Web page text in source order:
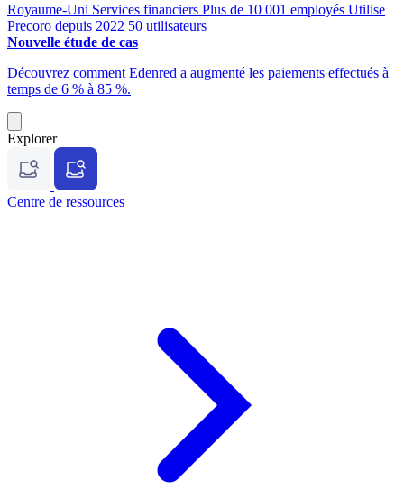
Royaume-Uni Services financiers Plus de 10 001 employés Utilise
Precoro depuis 2022 50 utilisateurs
Nouvelle étude de cas
Découvrez comment Edenred a augmenté les paiements effectués à
temps de 6 % à 85 %.
Explorer
Centre de ressources